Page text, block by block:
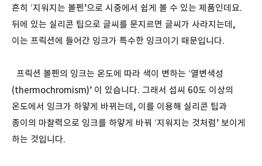
흔히 ‘지워지는 볼펜’으로 시중에서 쉽게 볼 수 있는 제품인데요.
뒤에 있는 실리콘 팁으로 글씨를 문지르면 글씨가 사라지는데,
이는 프릭션에 들어간 잉크가 특수한 잉크이기 때문입니다.
프릭션 볼펜의 잉크는 온도에 따라 색이 변하는 ‘열변색성
(thermochromism)’ 이 있습니다. 그래서 섭씨 60도 이상의
온도에서 잉크가 하얗게 바뀌는데, 이를 이용해 실리콘 팁과
종이의 마찰력으로 잉크를 하얗게 바꿔 ‘지워지는 것처럼’ 보이게
하는 것입니다.